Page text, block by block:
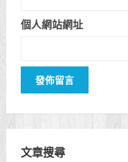
個人網站網址
文章搜尋